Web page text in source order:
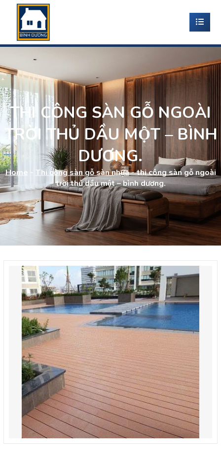
THI CÔNG SÀN GỖ NGOÀI
TRỜI THỦ DẦU MỘT – BÌNH
DƯƠNG.
Home - Thi công sàn gỗ sàn nhựa-thi công sàn gỗ ngoài
trời thủ dầu một – bình dương.